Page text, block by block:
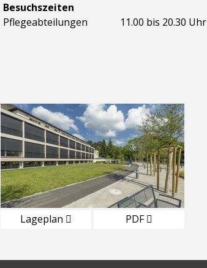
Besuchszeiten
Pflegeabteilungen
11.00 bis 20.30 Uhr
Lageplan PDF